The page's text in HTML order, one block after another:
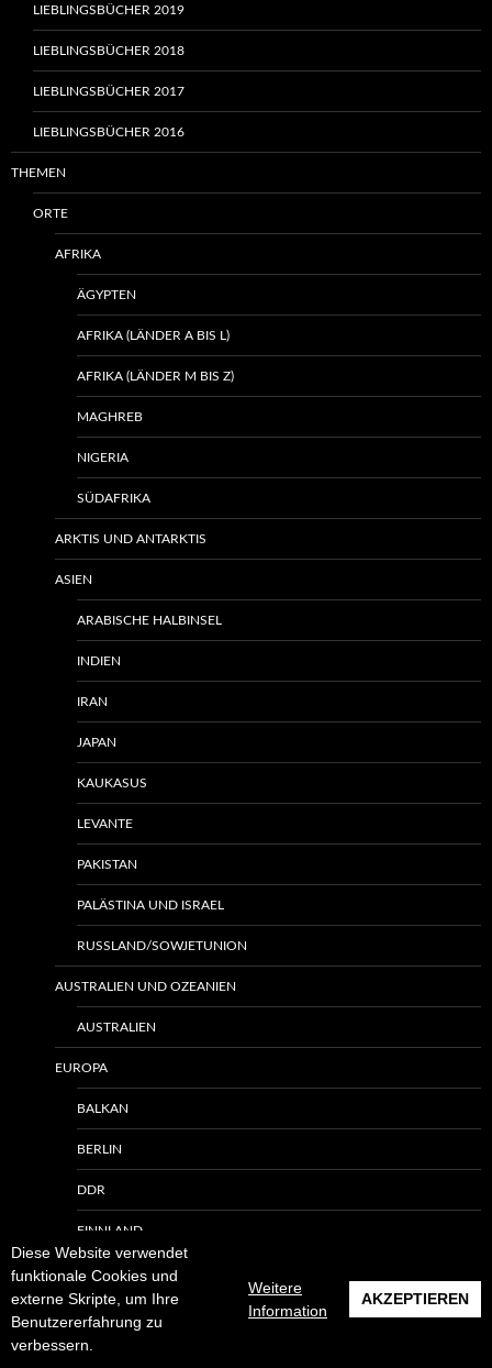
Diese Website verwendet
funktionale Cookies und
externe Skripte, um Ihre
Benutzererfahrung zu
verbessern.
Weitere
Information
AKZEPTIEREN
LIEBLINGSBÜCHER 2019
LIEBLINGSBÜCHER 2018
LIEBLINGSBÜCHER 2017
LIEBLINGSBÜCHER 2016
THEMEN
ORTE
AFRIKA
ÄGYPTEN
AFRIKA (LÄNDER A BIS L)
AFRIKA (LÄNDER M BIS Z)
MAGHREB
NIGERIA
SÜDAFRIKA
ARKTIS UND ANTARKTIS
ASIEN
ARABISCHE HALBINSEL
INDIEN
IRAN
JAPAN
KAUKASUS
LEVANTE
PAKISTAN
PALÄSTINA UND ISRAEL
RUSSLAND/SOWJETUNION
AUSTRALIEN UND OZEANIEN
AUSTRALIEN
EUROPA
BALKAN
BERLIN
DDR
FINNLAND
FRANKREICH
GRIECHENLAND
ITALIEN